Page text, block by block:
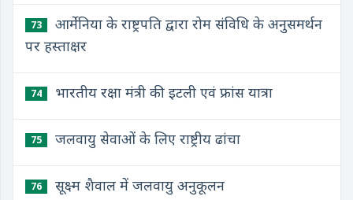
73
आर्मेनिया के राष्ट्रपति द्वारा रोम संविधि के अनुसमर्थन
पर हस्ताक्षर
74 भारतीय रक्षा मंत्री की इटली एवं फ्रांस यात्रा
75 जलवायु सेवाओं के लिए राष्ट्रीय ढांचा
76 सूक्ष्म शैवाल में जलवायु अनुकूलन